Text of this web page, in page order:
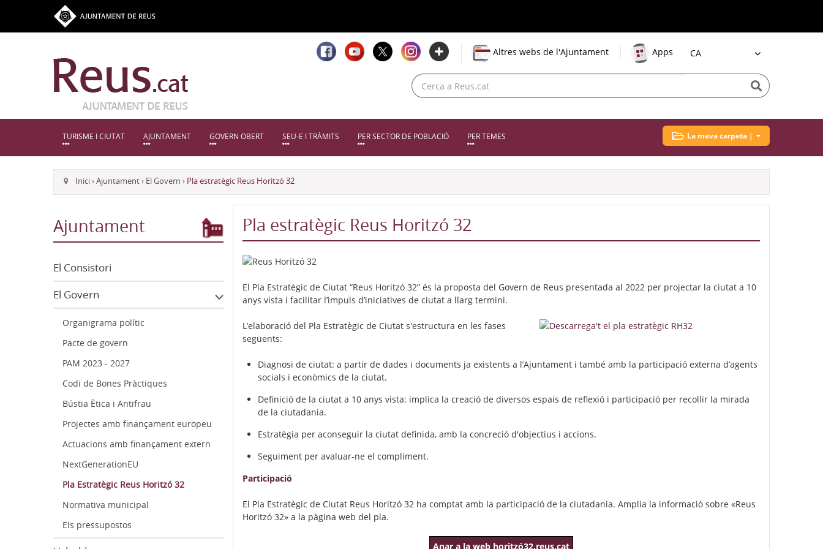
Altres webs de l'Ajuntament Apps
Idioma
TURISME I CIUTAT AJUNTAMENT GOVERN OBERT SEU-E I TRÀMITS PER SECTOR DE POBLACIÓ PER TEMES La meva carpeta |
Inici›Ajuntament› El Govern › Pla estratègic Reus Horitzó 32
Ajuntament
El Consistori
El Govern
Organigrama polític
Pacte de govern
PAM 2023 - 2027
Codi de Bones Pràctiques
Bústia Ètica i Antifrau
Projectes amb finançament europeu
Actuacions amb finançament extern
NextGenerationEU
Pla Estratègic Reus Horitzó 32
Normativa municipal
Els pressupostos
Pla estratègic Reus Horitzó 32
El Pla Estratègic de Ciutat “Reus Horitzó 32” és la proposta del Govern de Reus presentada al 2022 per projectar la ciutat a 10
anys vista i facilitar l’impuls d’iniciatives de ciutat a llarg termini.
L’elaboració del Pla Estratègic de Ciutat s'estructura en les fases
següents:
Diagnosi de ciutat: a partir de dades i documents ja existents a l’Ajuntament i també amb la participació externa d’agents
socials i econòmics de la ciutat.
Definició de la ciutat a 10 anys vista: implica la creació de diversos espais de reflexió i participació per recollir la mirada
de la ciutadania.
Estratègia per aconseguir la ciutat definida, amb la concreció d'objectius i accions.
Seguiment per avaluar-ne el compliment.
Participació
El Pla Estratègic de Ciutat Reus Horitzó 32 ha comptat amb la participació de la ciutadania. Amplia la informació sobre «Reus
Horitzó 32» a la pàgina web del pla.
Anar a la web horitzó32.reus.cat